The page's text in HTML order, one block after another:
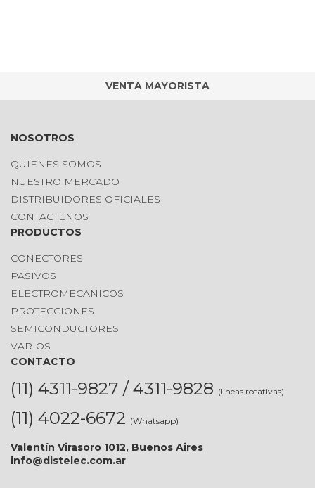
VENTA MAYORISTA
NOSOTROS
QUIENES SOMOS
NUESTRO MERCADO
DISTRIBUIDORES OFICIALES
CONTACTENOS
PRODUCTOS
CONECTORES
PASIVOS
ELECTROMECANICOS
PROTECCIONES
SEMICONDUCTORES
VARIOS
CONTACTO
(11) 4311-9827 / 4311-9828 (lineas rotativas)
(11) 4022-6672 (Whatsapp)
Valentín Virasoro 1012, Buenos Aires
info@distelec.com.ar